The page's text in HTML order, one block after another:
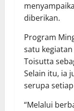
diberikan.
Program
satu
Toisutta
Selain itu, ia
serupa
“Melalui